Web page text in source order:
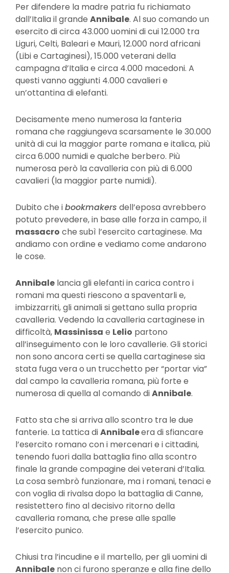
Per difendere la madre patria fu richiamato
dall’Italia il grande Annibale. Al suo comando un
esercito di circa 43.000 uomini di cui 12.000 tra
Liguri, Celti, Baleari e Mauri, 12.000 nord africani
(Libi e Cartaginesi), 15.000 veterani della
campagna d’Italia e circa 4.000 macedoni. A
questi vanno aggiunti 4.000 cavalieri e
un’ottantina di elefanti.
Decisamente meno numerosa la fanteria
romana che raggiungeva scarsamente le 30.000
unità di cui la maggior parte romana e italica, più
circa 6.000 numidi e qualche berbero. Più
numerosa però la cavalleria con più di 6.000
cavalieri (la maggior parte numidi).
Dubito che ibookmakers dell’eposa avrebbero
potuto prevedere, in base alle forza in campo, il
massacro che subì l’esercito cartaginese. Ma
andiamo con ordine e vediamo come andarono
le cose.
Annibale lancia gli elefanti in carica contro i
romani ma questi riescono a spaventarli e,
imbizzarriti, gli animali si gettano sulla propria
cavalleria. Vedendo la cavalleria cartaginese in
difficoltà, Massinissa e Lelio partono
all’inseguimento con le loro cavallerie. Gli storici
non sono ancora certi se quella cartaginese sia
stata fuga vera o un trucchetto per “portar via”
dal campo la cavalleria romana, più forte e
numerosa di quella al comando diAnnibale.
Fatto sta che si arriva allo scontro tra le due
fanterie. La tattica diAnnibaleera di sfiancare
l’esercito romano con i mercenari e i cittadini,
tenendo fuori dalla battaglia fino alla scontro
finale la grande compagine dei veterani d’Italia.
La cosa sembrò funzionare, ma i romani, tenaci e
con voglia di rivalsa dopo la battaglia di Canne,
resistettero fino al decisivo ritorno della
cavalleria romana, che prese alle spalle
l’esercito punico.
Chiusi tra l’incudine e il martello, per gli uomini di
Annibale non ci furono speranze e alla fine dello